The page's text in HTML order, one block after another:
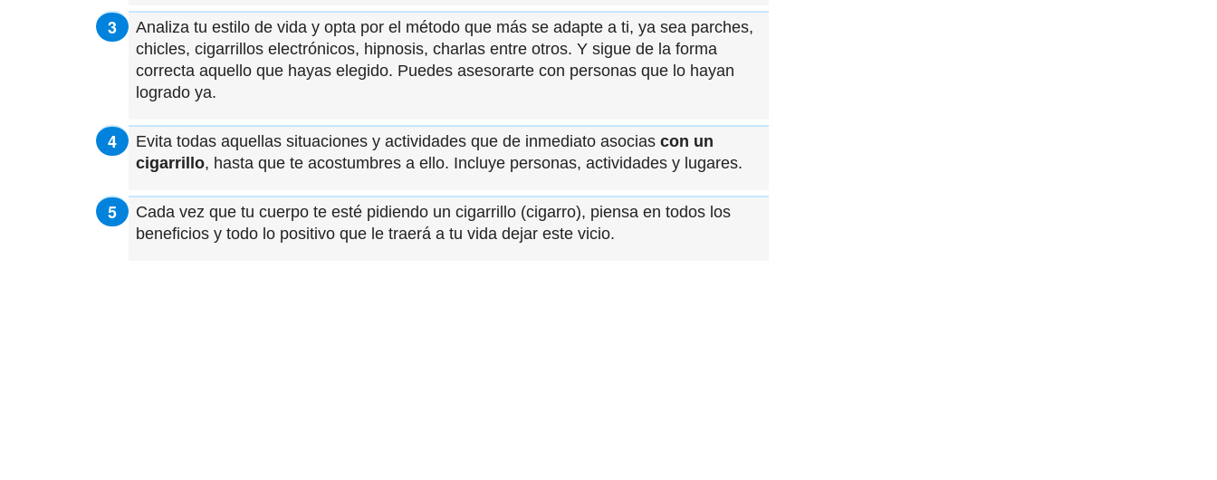
Analiza tu estilo de vida y opta por el método que más se adapte a ti, ya sea parches,
chicles, cigarrillos electrónicos, hipnosis, charlas entre otros. Y sigue de la forma
correcta aquello que hayas elegido. Puedes asesorarte con personas que lo hayan
logrado ya.
Evita todas aquellas situaciones y actividades que de inmediato asocias con un
cigarrillo, hasta que te acostumbres a ello. Incluye personas, actividades y lugares.
Cada vez que tu cuerpo te esté pidiendo un cigarrillo (cigarro), piensa en todos los
beneficios y todo lo positivo que le traerá a tu vida dejar este vicio.